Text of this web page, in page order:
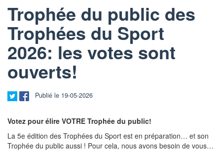
Trophée du public des
Trophées du Sport
2026: les votes sont
ouverts!
Publié le 19-05-2026
Votez pour élire VOTRE Trophée du public!
La 5e édition des Trophées du Sport est en préparation… et son
Trophée du public aussi ! Pour cela, nous avons besoin de vous…